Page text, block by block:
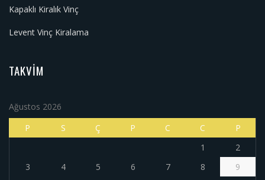
Kapaklı Kiralık Vinç
Levent Vinç Kiralama
TAKVIM
Ağustos 2026
P
S Ç P C C
P
1
2
3
4 5 6 7 8
9